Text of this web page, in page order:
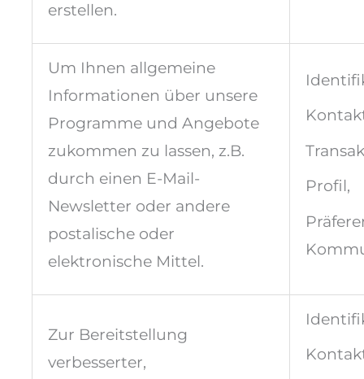
erstellen.
Um Ihnen allgemeine
Informationen über unsere
Programme und Angebote
zukommen zu lassen, z.B.
durch einen E-Mail-
Newsletter oder andere
postalische oder
elektronische Mittel.
Profil,
Zur Bereitstellung
verbesserter,